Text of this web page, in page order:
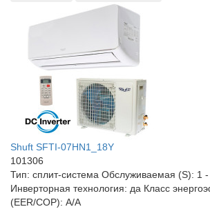
Shuft SFTI-07HN1_18Y
101306
Тип: сплит-система Обслуживаемая (S): 1
Инверторная технология: да Класс
(EER/COP): A/A